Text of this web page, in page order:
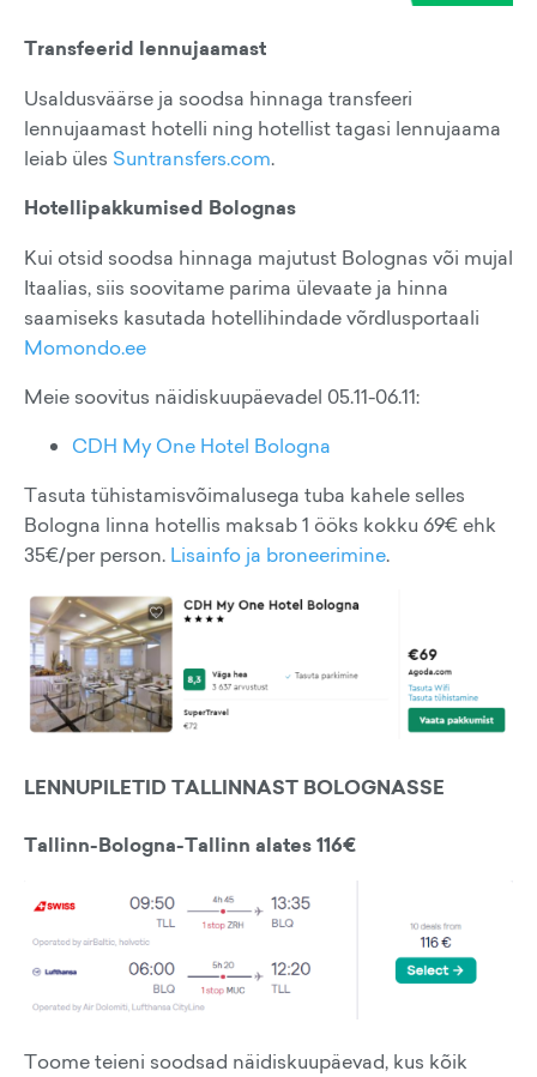
Transfeerid lennujaamast
Usaldusväärse ja soodsa hinnaga transfeeri
lennujaamast hotelli ning hotellist tagasi lennujaama
leiab üles Suntransfers.com.
Hotellipakkumised Bolognas
Kui otsid soodsa hinnaga majutust Bolognas või mujal
Itaalias, siis soovitame parima ülevaate ja hinna
saamiseks kasutada hotellihindade võrdlusportaali
Momondo.ee
Meie soovitus näidiskuupäevadel 05.11-06.11:
CDH My One Hotel Bologna
Tasuta tühistamisvõimalusega tuba kahele selles
Bologna linna hotellis maksab 1 ööks kokku 69€ ehk
35€/per person. Lisainfo ja broneerimine.
LENNUPILETID TALLINNAST BOLOGNASSE
Tallinn-Bologna-Tallinn alates 116€
Toome teieni soodsad näidiskuupäevad, kus kõik